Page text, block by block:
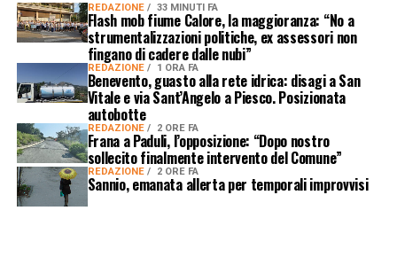
REDAZIONE 33 MINUTI FA
Flash mob fiume Calore, la maggioranza: “No a
strumentalizzazioni politiche, ex assessori non
fingano di cadere dalle nubi”
REDAZIONE 1 ORA FA
Benevento, guasto alla rete idrica: disagi a San
Vitale e via Sant’Angelo a Piesco. Posizionata
autobotte
REDAZIONE 2 ORE FA
Frana a Paduli, l’opposizione: “Dopo nostro
sollecito finalmente intervento del Comune”
REDAZIONE 2 ORE FA
Sannio, emanata allerta per temporali improvvisi